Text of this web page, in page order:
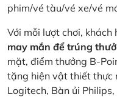
phim/vé tàu/vé xe/vé
Với mỗi lượt chơi, khách
may mắn để trúng
mặt, điểm thưởng B-
tặng hiện vật thiết thực
Logitech, Bàn ủi